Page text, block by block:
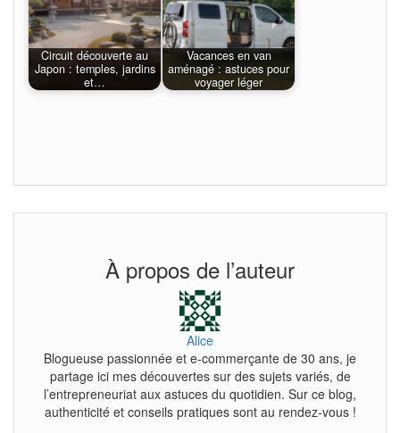
Circuit découverte au
Japon : temples, jardins
et…
Vacances en van
aménagé : astuces pour
voyager léger
À propos de l’auteur
Alice
Blogueuse passionnée et e-commerçante de 30 ans, je
partage ici mes découvertes sur des sujets variés, de
l’entrepreneuriat aux astuces du quotidien. Sur ce blog,
authenticité et conseils pratiques sont au rendez-vous !